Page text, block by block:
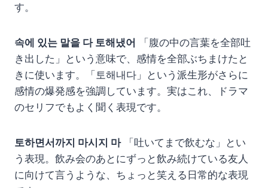
す。
속에 있는 말을 다 토해냈어
「腹の中の言葉を全部吐
き出した」という意味で、感情を全部ぶちまけたと
きに使います。「토해내다」という派生形がさらに
感情の爆発感を強調しています。実はこれ、ドラマ
のセリフでもよく聞く表現です。
토하면서까지 마시지 마「吐いてまで飲むな」とい
う表現。飲み会のあとにずっと飲み続けている友人
に向けて言うような、ちょっと笑える日常的な表現